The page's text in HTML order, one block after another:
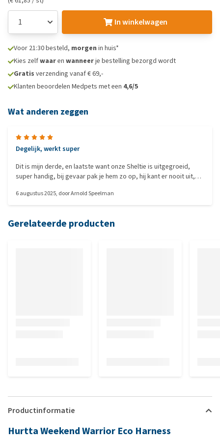
In winkelwagen
Voor 21:30 besteld, morgen in huis*
Kies zelfwaaren wanneerje bestelling bezorgd wordt
Gratis verzending vanaf € 69,-
Klanten beoordelen Medpets met een 4,6/5
Wat anderen zeggen
Degelijk, werkt super
Dit is mijn derde, en laatste want onze Sheltie is uitgegroeid,
super handig, bij gevaar pak je hem zo op, hij kant er nooit uit,
heel wat jaren honden, dus heel wat ervaring met halsbanden
6 augustus 2025, doorArnold Speelman
Gerelateerde producten
Productinformatie
Hurtta Weekend Warrior Eco Harness